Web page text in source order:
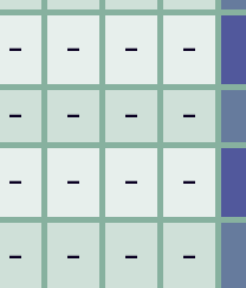
– – – –
– – – –
– – – –
– – – –